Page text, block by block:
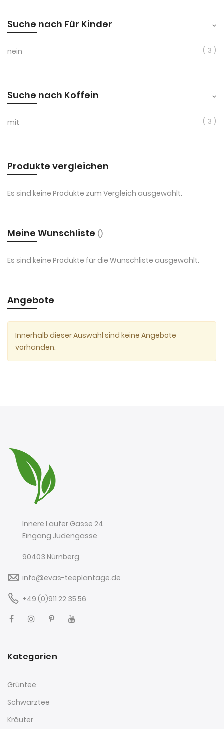
Suche nach Für Kinder
nein 3
Suche nach Koffein
mit 3
Produkte vergleichen
Es sind keine Produkte zum Vergleich ausgewählt.
Meine Wunschliste
Es sind keine Produkte für die Wunschliste ausgewählt.
Angebote
Innerhalb dieser Auswahl sind keine Angebote
vorhanden.
Innere Laufer Gasse 24
Eingang Judengasse
90403 Nürnberg
info@evas-teeplantage.de
+49 (0)911 22 35 56
Kategorien
Grüntee
Schwarztee
Kräuter